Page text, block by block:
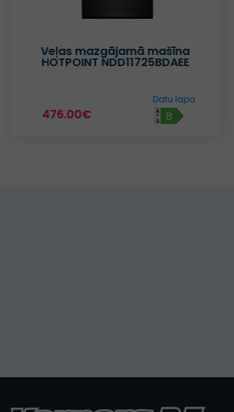
Veļas mazgājamā mašīna
HOTPOINT NDD11725BDAEE
476.00€ B
Datu lapa